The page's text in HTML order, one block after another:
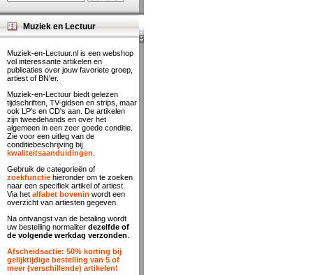
Muziek en Lectuur
Muziek-en-Lectuur.nl is een webshop
vol interessante artikelen en
publicaties over jouw favoriete groep,
artiest of BN'er.
Muziek-en-Lectuur biedt gelezen
tijdschriften, TV-gidsen en strips, maar
ook LP's en CD's aan. De artikelen
zijn tweedehands en over het
algemeen in een zeer goede conditie.
Zie voor een uitleg van de
conditiebeschrijving bij
kwaliteitsaanduidingen
Gebruik de categorieën of
zoekfunctie hieronder om te zoeken
naar een specifiek artikel of artiest.
Via het alfabet bovenin wordt een
overzicht van artiesten gegeven.
Na ontvangst van de betaling wordt
uw bestelling normaliter dezelfde of
de volgende werkdag verzonden
Afscheidsactie: 50% korting bij
gelijktijdige bestelling van 5 of
meer (verschillende) artikelen!